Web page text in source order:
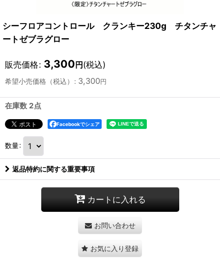
シーフロアコントロール クランキー230g チタンチャ
ートゼブラグロー
販売価格: 3,300円(税込)
希望小売価格（税込） : 3,300円
在庫数 2点
Facebookでシェア
数量:
返品特約に関する重要事項
カートに入れる
お問い合わせ
お気に入り登録